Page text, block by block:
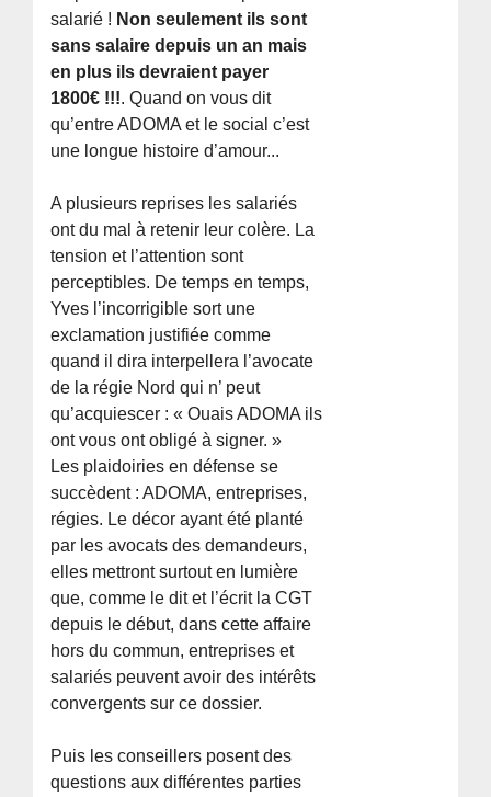
salarié ! Non seulement ils sont
sans salaire depuis un an mais
en plus ils devraient payer
1800€ !!!. Quand on vous dit
qu’entre ADOMA et le social c’est
une longue histoire d’amour...
A plusieurs reprises les salariés
ont du mal à retenir leur colère. La
tension et l’attention sont
perceptibles. De temps en temps,
Yves l’incorrigible sort une
exclamation justifiée comme
quand il dira interpellera l’avocate
de la régie Nord qui n’ peut
qu’acquiescer : « Ouais ADOMA ils
ont vous ont obligé à signer. »
Les plaidoiries en défense se
succèdent : ADOMA, entreprises,
régies. Le décor ayant été planté
par les avocats des demandeurs,
elles mettront surtout en lumière
que, comme le dit et l’écrit la CGT
depuis le début, dans cette affaire
hors du commun, entreprises et
salariés peuvent avoir des intérêts
convergents sur ce dossier.
Puis les conseillers posent des
questions aux différentes parties